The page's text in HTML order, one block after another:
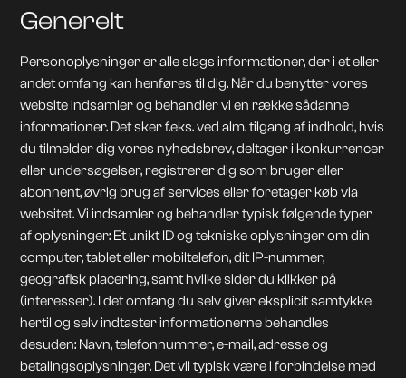
Generelt
Personoplysninger er alle slags informationer, der i et eller
andet omfang kan henføres til dig. Når du benytter vores
website indsamler og behandler vi en række sådanne
informationer. Det sker f.eks. ved alm. tilgang af indhold, hvis
du tilmelder dig vores nyhedsbrev, deltager i konkurrencer
eller undersøgelser, registrerer dig som bruger eller
abonnent, øvrig brug af services eller foretager køb via
websitet. Vi indsamler og behandler typisk følgende typer
af oplysninger: Et unikt ID og tekniske oplysninger om din
computer, tablet eller mobiltelefon, dit IP-nummer,
geografisk placering, samt hvilke sider du klikker på
(interesser). I det omfang du selv giver eksplicit samtykke
hertil og selv indtaster informationerne behandles
desuden: Navn, telefonnummer, e-mail, adresse og
betalingsoplysninger. Det vil typisk være i forbindelse med